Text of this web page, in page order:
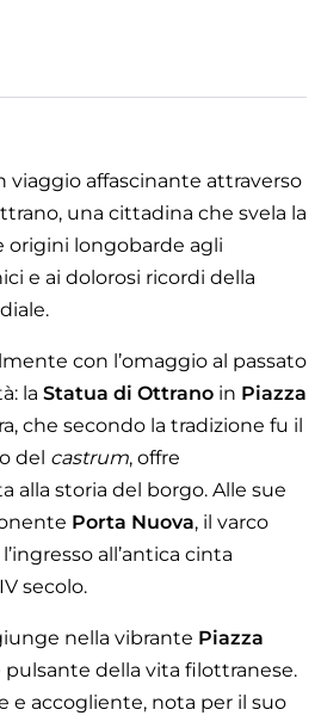
viaggio affascinante attraverso
una cittadina che svela la
origini longobarde agli
e ai dolorosi ricordi della
con l’omaggio al passato
la Statua di Ottrano in Piazza
che secondo la tradizione fu il
del castrum, offre
alla storia del borgo. Alle sue
Porta Nuova, il varco
all’antica cinta
secolo.
nella vibrante Piazza
pulsante della vita filottranese.
e accogliente, nota per il suo